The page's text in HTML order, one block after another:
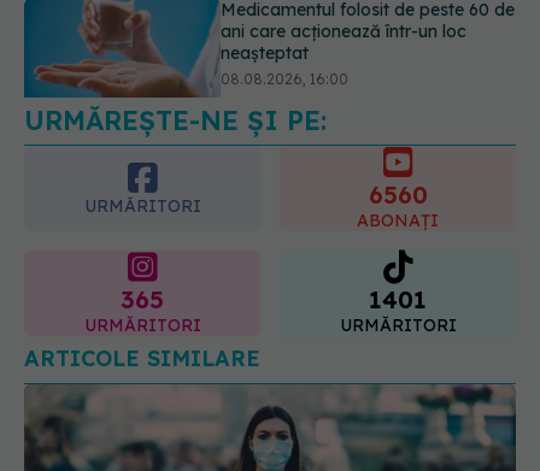
Transpirații nocturne: semnul ignorat
care poate ascunde probleme
serioase de sănătate
URMĂREȘTE-NE ȘI PE:
URMĂRITORI
365 1401
URMĂRITORI
ARTICOLE SIMILARE